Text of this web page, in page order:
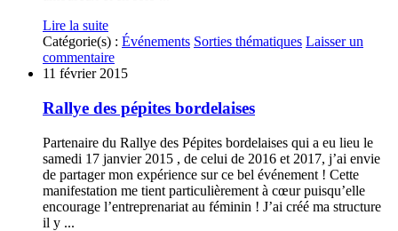
Lire la suite
Catégorie(s) : Événements Sorties thématiques Laisser un
commentaire
11 février 2015
Rallye des pépites bordelaises
Partenaire du Rallye des Pépites bordelaises qui a eu lieu le
samedi 17 janvier 2015 , de celui de 2016 et 2017, j’ai envie
de partager mon expérience sur ce bel événement ! Cette
manifestation me tient particulièrement à cœur puisqu’elle
encourage l’entreprenariat au féminin ! J’ai créé ma structure
il y ...